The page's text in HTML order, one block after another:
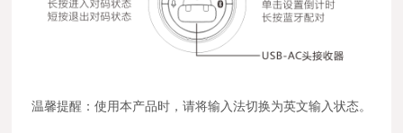
温馨提醒：使用本产品时，请将输入法切换为英文输入状态。